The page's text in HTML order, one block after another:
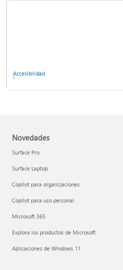
Comunicar una estafa de soporte técnico
Peguntas frecuentes sobre privacidad
Accesibilidad
Novedades
Surface Pro
Surface Laptop
Copilot para organizaciones
Copilot para uso personal
Microsoft 365
Explora los productos de Microsoft
Aplicaciones de Windows 11